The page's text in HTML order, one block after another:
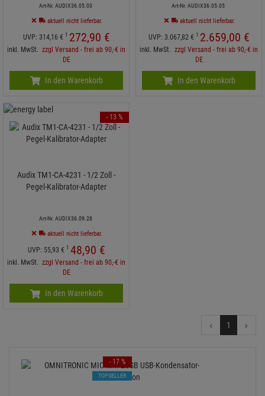
Art-Nr. AUDIX36.05.03
aktuell nicht lieferbar.
UVP: 314, 16 € 1 272,90 €
inkl. MwSt. zzgl Versand - frei ab 90,-€ in
DE
In den Warenkorb
Art-Nr. AUDIX36.05.05
aktuell nicht lieferbar.
UVP: 3.067,82 € 1 2.659,00 €
inkl. MwSt. zzgl Versand - frei ab 90,-€ in
DE
In den Warenkorb
Audix TM1-CA-4231 - 1/2 Zoll -
Pegel-Kalibrator-Adapter
Art-Nr. AUDIX36.09.28
aktuell nicht lieferbar.
UVP: 55,93 € 1 48,90 €
inkl. MwSt. zzgl Versand - frei ab 90,-€ in
DE
- 13 %
In den Warenkorb
1
- 17 %
TOPSELLER